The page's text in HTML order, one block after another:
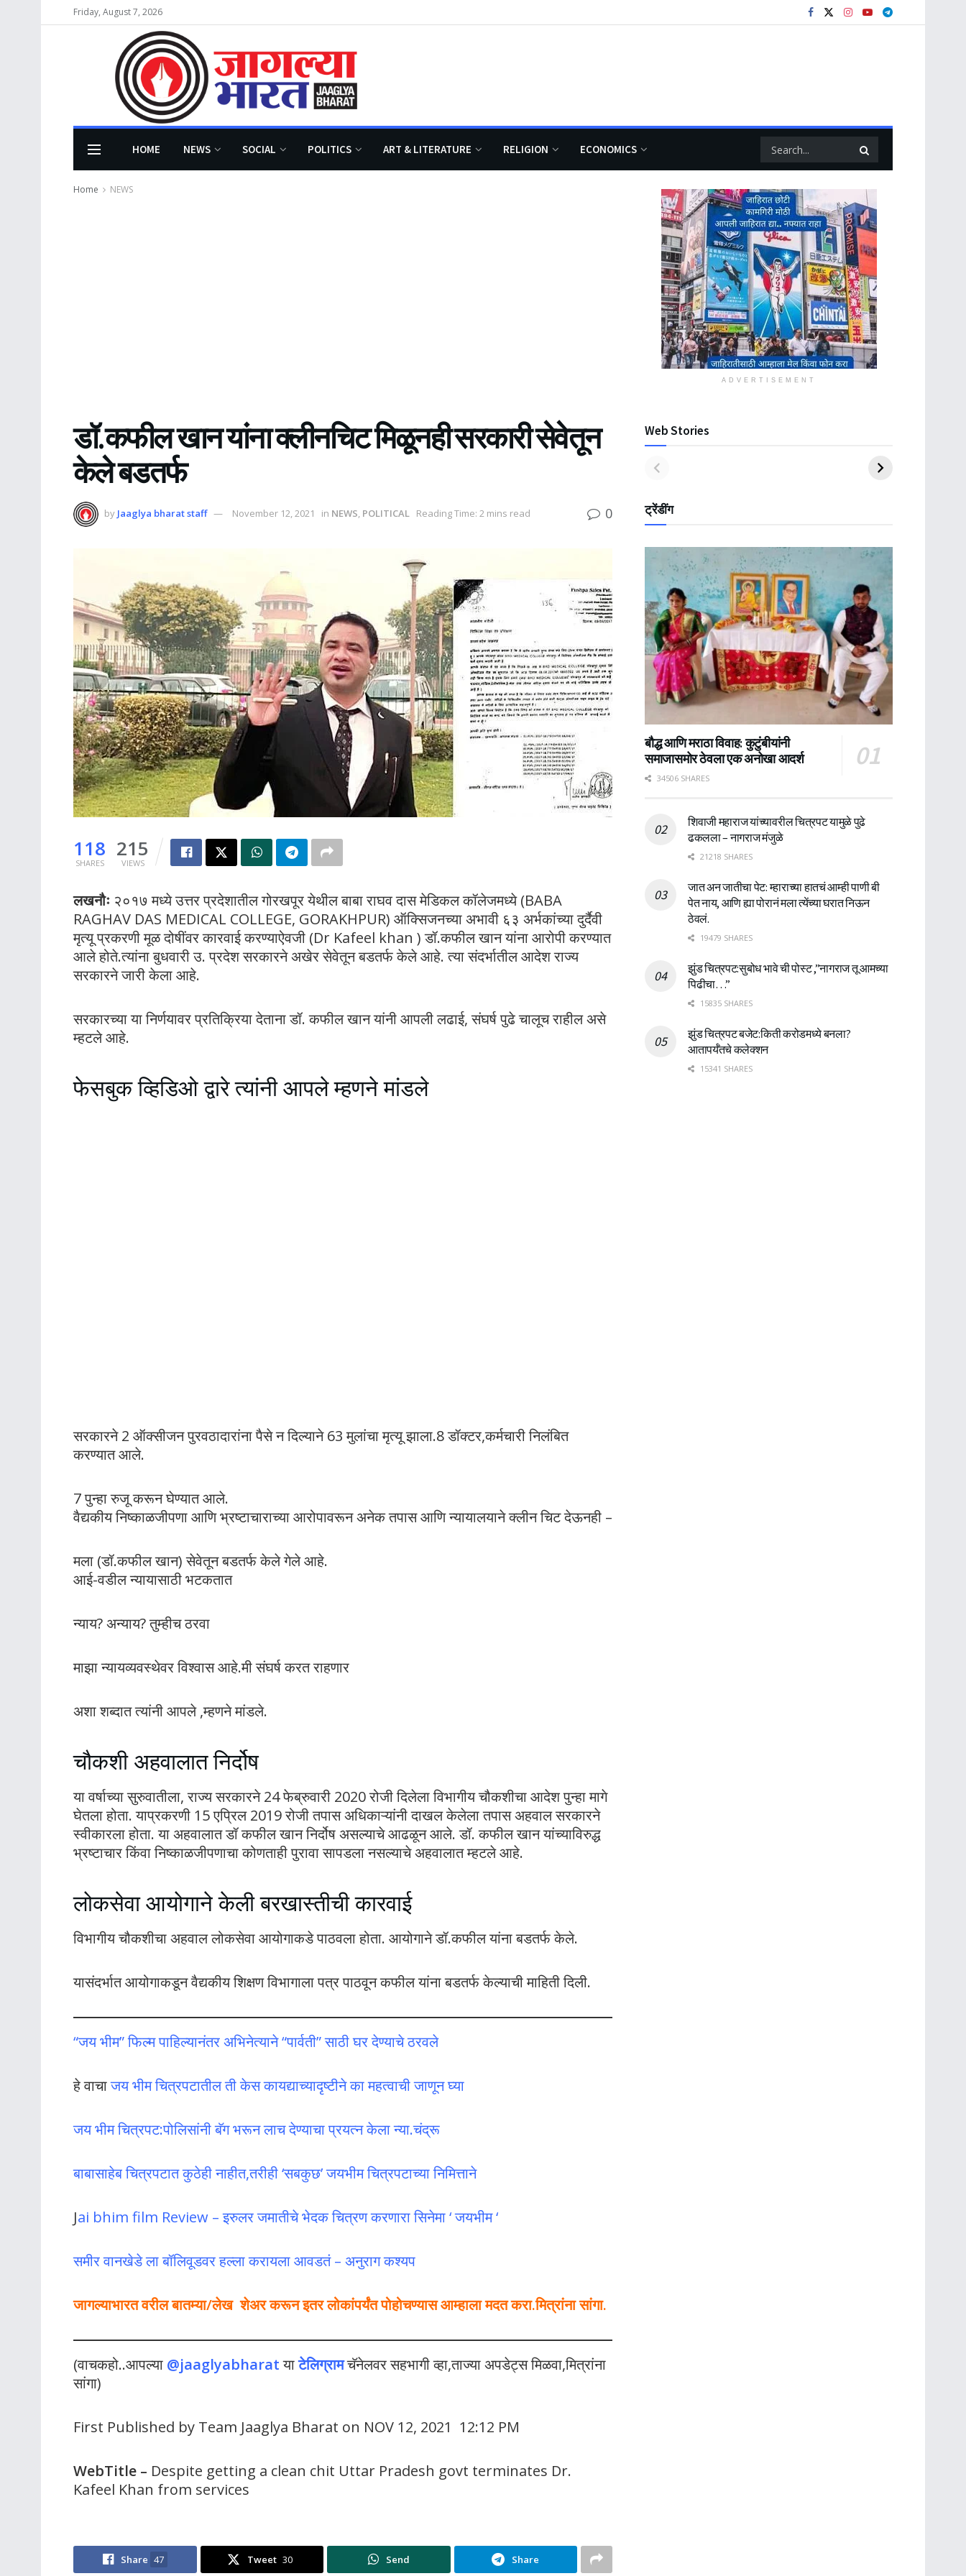
Friday, August 7, 2026
HOME NEWS SOCIAL POLITICS ART & LITERATURE RELIGION ECONOMICS
Home NEWS
डॉ.कफील खान यांना क्लीनचिट मिळूनही सरकारी सेवेतून
केले बडतर्फ
by Jaaglya bharat staff November 12, 2021 in NEWS, POLITICAL Reading Time: 2 mins read 0
118
SHARES
215
VIEWS
लखनौः २०१७ मध्ये उत्तर प्रदेशातील गोरखपूर येथील बाबा राघव दास मेडिकल कॉलेजमध्ये (BABA
RAGHAV DAS MEDICAL COLLEGE, GORAKHPUR) ऑक्सिजनच्या अभावी ६३ अर्भकांच्या दुर्दैवी
मृत्यू प्रकरणी मूळ दोषींवर कारवाई करण्याऐवजी (Dr Kafeel khan ) डॉ.कफील खान यांना आरोपी करण्यात
आले होते.त्यांना बुधवारी उ. प्रदेश सरकारने अखेर सेवेतून बडतर्फ केले आहे. त्या संदर्भातील आदेश राज्य
सरकारने जारी केला आहे.
सरकारच्या या निर्णयावर प्रतिक्रिया देताना डॉ. कफील खान यांनी आपली लढाई, संघर्ष पुढे चालूच राहील असे
म्हटले आहे.
फेसबुक व्हिडिओ द्वारे त्यांनी आपले म्हणने मांडले
सरकारने 2 ऑक्सीजन पुरवठादारांना पैसे न दिल्याने 63 मुलांचा मृत्यू झाला.8 डॉक्टर,कर्मचारी निलंबित
करण्यात आले.
7 पुन्हा रुजू करून घेण्यात आले.
वैद्यकीय निष्काळजीपणा आणि भ्रष्टाचाराच्या आरोपावरून अनेक तपास आणि न्यायालयाने क्लीन चिट देऊनही –
मला (डॉ.कफील खान) सेवेतून बडतर्फ केले गेले आहे.
आई-वडील न्यायासाठी भटकतात
न्याय? अन्याय? तुम्हीच ठरवा
माझा न्यायव्यवस्थेवर विश्वास आहे.मी संघर्ष करत राहणार
अशा शब्दात त्यांनी आपले ,म्हणने मांडले.
चौकशी अहवालात निर्दोष
या वर्षाच्या सुरुवातीला, राज्य सरकारने 24 फेब्रुवारी 2020 रोजी दिलेला विभागीय चौकशीचा आदेश पुन्हा मागे
घेतला होता. याप्रकरणी 15 एप्रिल 2019 रोजी तपास अधिकाऱ्यांनी दाखल केलेला तपास अहवाल सरकारने
स्वीकारला होता. या अहवालात डॉ कफील खान निर्दोष असल्याचे आढळून आले. डॉ. कफील खान यांच्याविरुद्ध
भ्रष्टाचार किंवा निष्काळजीपणाचा कोणताही पुरावा सापडला नसल्याचे अहवालात म्हटले आहे.
लोकसेवा आयोगाने केली बरखास्तीची कारवाई
विभागीय चौकशीचा अहवाल लोकसेवा आयोगाकडे पाठवला होता. आयोगाने डॉ.कफील यांना बडतर्फ केले.
यासंदर्भात आयोगाकडून वैद्यकीय शिक्षण विभागाला पत्र पाठवून कफील यांना बडतर्फ केल्याची माहिती दिली.
“जय भीम” फिल्म पाहिल्यानंतर अभिनेत्याने “पार्वती” साठी घर देण्याचे ठरवले
हे वाचाजय भीम चित्रपटातील ती केस कायद्याच्यादृष्टीने का महत्वाची जाणून घ्या
जय भीम चित्रपट:पोलिसांनी बॅग भरून लाच देण्याचा प्रयत्न केला न्या.चंद्रू
बाबासाहेब चित्रपटात कुठेही नाहीत,तरीही ‘सबकुछ’ जयभीम चित्रपटाच्या निमित्ताने
Jai bhim film Review – इरुलर जमातीचे भेदक चित्रण करणारा सिनेमा ‘ जयभीम ‘
समीर वानखेडे ला बॉलिवूडवर हल्ला करायला आवडतं – अनुराग कश्यप
जागल्याभारत वरील बातम्या/लेख शेअर करून इतर लोकांपर्यंत पोहोचण्यास आम्हाला मदत करा.मित्रांना सांगा.
(वाचकहो..आपल्या @jaaglyabharat याटेलिग्रामचॅनेलवर सहभागी व्हा,ताज्या अपडेट्स मिळवा,मित्रांना
सांगा)
First Published by Team Jaaglya Bharat on NOV 12, 2021 12:12 PM
WebTitle – Despite getting a clean chit Uttar Pradesh govt terminates Dr.
Kafeel Khan from services
Share 47 Tweet 30 Send Share
ADVERTISEMENT
Web Stories
ट्रेंडींग
बौद्ध आणि मराठा विवाह: कुटुंबीयांनी
समाजासमोर ठेवला एक अनोखा आदर्श
34506 SHARES
शिवाजी महाराज यांच्यावरील चित्रपट यामुळे पुढे
ढकलला – नागराज मंजुळे
21218 SHARES
जात अन जातीचा पेट: म्हाराच्या हातचं आम्ही पाणी बी
पेत नाय, आणि ह्या पोरानं मला त्येंच्या घरात निऊन
ठेवलं.
19479 SHARES
झुंड चित्रपट:सुबोध भावे ची पोस्ट ,”नागराज तू आमच्या
पिढीचा…”
15835 SHARES
झुंड चित्रपट बजेट:किती करोडमध्ये बनला?
आतापर्यँतचे कलेक्शन
15341 SHARES